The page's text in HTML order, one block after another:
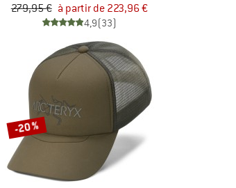
279,95 € à partir de 223,96 €
4,9(33)
-20 %